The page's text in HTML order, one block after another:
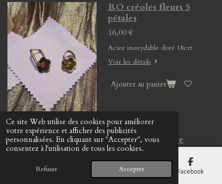
Ce site Web utilise des cookies pour améliorer
votre expérience et afficher des publicités
personnalisées. En cliquant sur "Accepter", vous
consentez à l'utilisation de tous les cookies.
Refuser Accepter
B.O créoles fleurs 5
pétales
16,00 €
Acier inoxydable doré 18crt
Voir les détails
Ajouter au panier
B.O créoles pierre
naturelle
13,00 €
E-mail Carte Facebook